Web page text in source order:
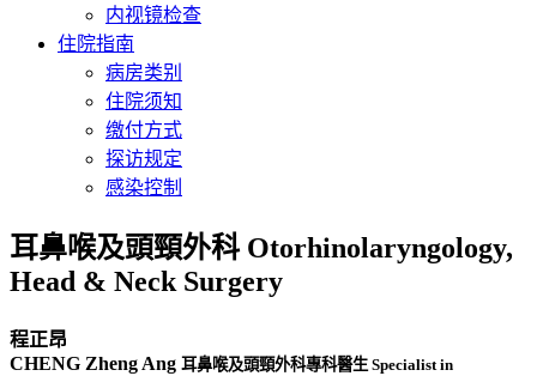
内视镜检查
住院指南
病房类别
住院须知
缴付方式
探访规定
感染控制
耳鼻喉及頭頸外科 Otorhinolaryngology,
Head & Neck Surgery
程正昂
CHENG Zheng Ang 耳鼻喉及頭頸外科專科醫生 Specialist in